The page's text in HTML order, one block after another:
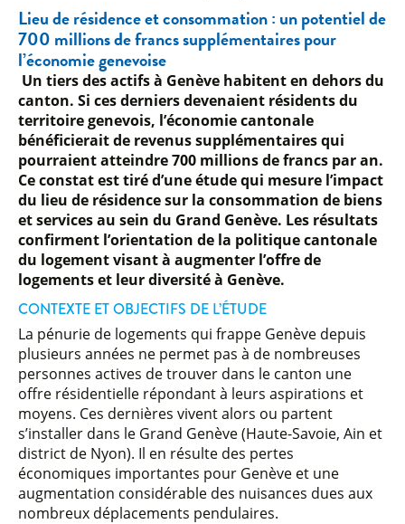
Lieu de résidence et consommation : un potentiel de
700 millions de francs supplémentaires pour
l’économie genevoise
Un tiers desactifs à Genève habitent en dehors du
canton. Si ces derniers devenaient résidents du
territoire genevois, l’économie cantonale
bénéficierait de revenus supplémentaires qui
pourraient atteindre 700 millions de francs par an.
Ce constat est tiré d’une étude qui mesure l’impact
du lieu de résidence sur la consommation de biens
et services au sein du Grand Genève. Les résultats
confirment l’orientation de la politique cantonale
du logement visant à augmenter l’offre de
logements et leur diversité à Genève.
CONTEXTE ET OBJECTIFS DE L’ÉTUDE
La pénurie de logements qui frappe Genève depuis
plusieurs années ne permet pas à de nombreuses
personnes actives de trouver dans le canton une
offre résidentielle répondant à leurs aspirations et
moyens. Ces dernières vivent alors ou partent
s’installer dans le Grand Genève (Haute-Savoie, Ain et
district de Nyon). Il en résulte des pertes
économiques importantes pour Genève et une
augmentation considérable des nuisances dues aux
nombreux déplacements pendulaires.